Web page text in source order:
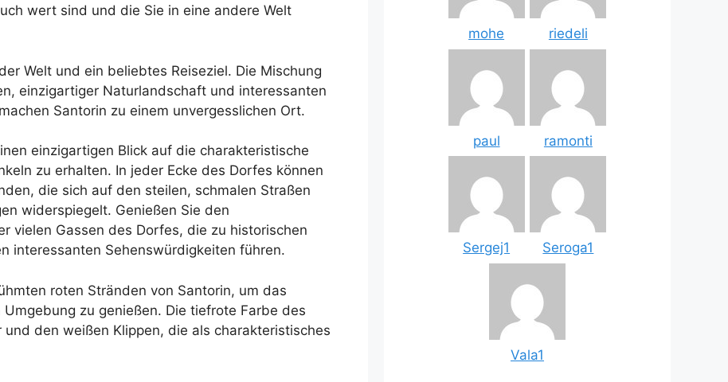
wert sind und die Sie in eine andere Welt
Welt und ein beliebtes Reiseziel. Die Mischung
einzigartiger Naturlandschaft und interessanten
Santorin zu einem unvergesslichen Ort.
einzigartigen Blick auf die charakteristische
zu erhalten. In jeder Ecke des Dorfes können
die sich auf den steilen, schmalen Straßen
widerspiegelt. Genießen Sie den
vielen Gassen des Dorfes, die zu historischen
interessanten Sehenswürdigkeiten führen.
roten Stränden von Santorin, um das
zu genießen. Die tiefrote Farbe des
den weißen Klippen, die als charakteristisches
mohe riedeli
paul ramonti
Sergej1 Seroga1
Vala1